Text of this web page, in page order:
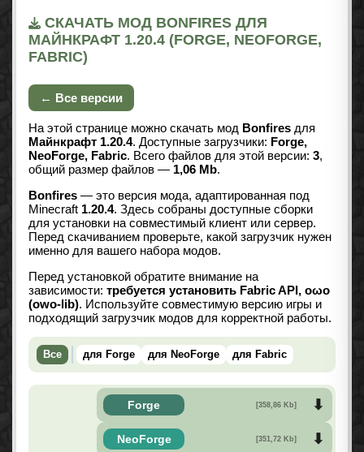
СКАЧАТЬ МОД BONFIRES ДЛЯ
МАЙНКРАФТ 1.20.4 (FORGE, NEOFORGE,
FABRIC)
← Все версии
На этой странице можно скачать мод Bonfires для
Майнкрафт 1.20.4. Доступные загрузчики: Forge,
NeoForge, Fabric. Всего файлов для этой версии: 3,
общий размер файлов — 1,06 Mb.
Bonfires — это версия мода, адаптированная под
Minecraft 1.20.4. Здесь собраны доступные сборки
для установки на совместимый клиент или сервер.
Перед скачиванием проверьте, какой загрузчик нужен
именно для вашего набора модов.
Перед установкой обратите внимание на
зависимости: требуется установить Fabric API, oωo
(owo-lib). Используйте совместимую версию игры и
подходящий загрузчик модов для корректной работы.
Все для Forge для NeoForge для Fabric
Forge [358,86 Kb]
NeoForge [351,72 Kb]